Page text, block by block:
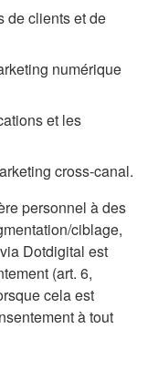
de clients et de
numérique
et les
cross-canal.
personnel à des
ciblage,
Dotdigital est
(art. 6,
cela est
à tout